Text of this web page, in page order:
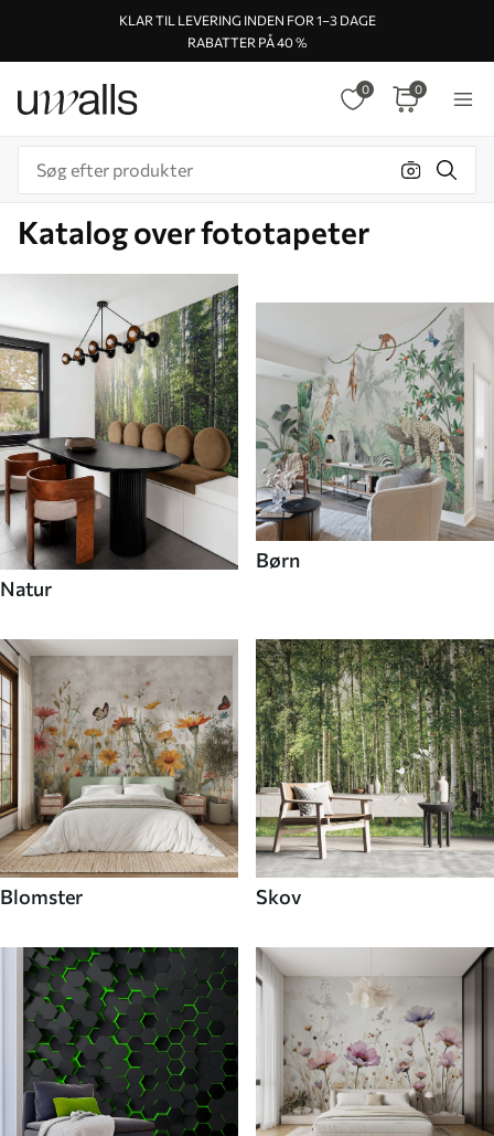
KLAR TIL LEVERING INDEN FOR 1–3 DAGE
RABATTER PÅ 40 %
0 0
Katalog over fototapeter
Natur
Børn
Blomster Skov